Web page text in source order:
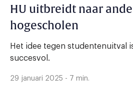
HU uitbreidt naar
hogescholen
Het idee tegen studentenuitval
succesvol.
29 januari 2025 - 7 min.